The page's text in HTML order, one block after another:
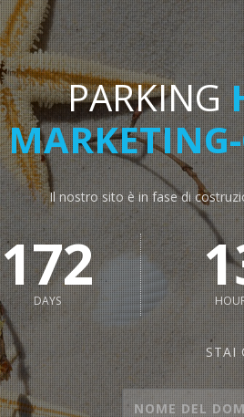
PARKING
Il nostro sito è in fase di
172
DAYS
STAI